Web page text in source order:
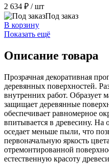
2 634 ₽ / шт
Под заказ
В корзину
Показать ещё
Описание товара
Прозрачная декоративная
деревянных поверхностей.
внутренних работ. Образует
защищает деревянные
обеспечивает равномерное
впитывается в древесину.
оседает меньше пыли, что
первоначальную яркость
отремонтированной
естественную красоту